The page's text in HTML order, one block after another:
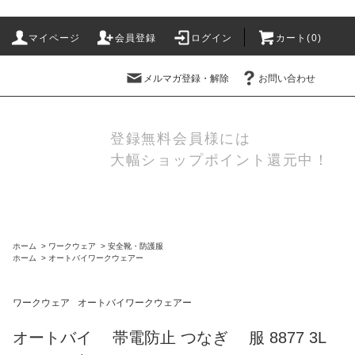
マイページ 会員登録 ログイン カート(0)
メルマガ登録・解除 お問い合わせ
登録無料会員様には
大幅ショップポイント還元中！
ホーム > ワークウェア > 安全靴・防護服
ホーム
> オートバイワークウェアー
ワークウェア オートバイワークウェアー
オートバイ 帯電防止 つなぎ 服 8877 3L